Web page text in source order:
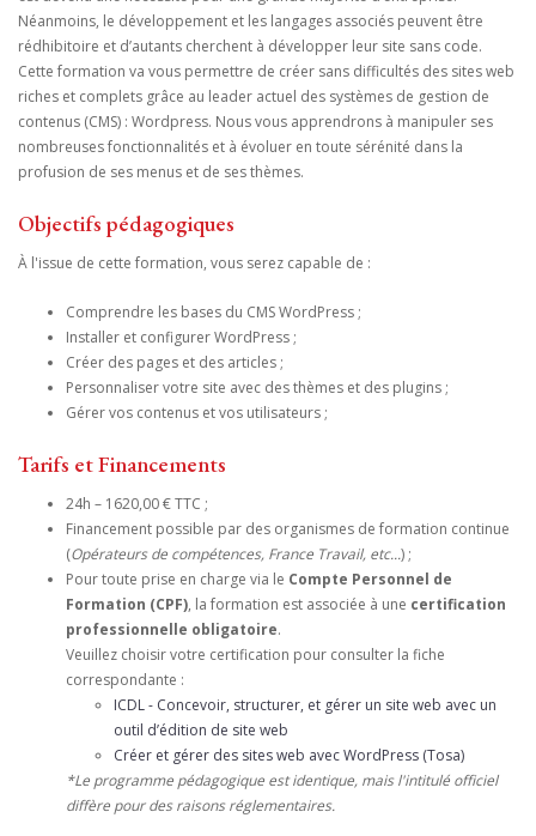
Néanmoins, le développement et les langages associés peuvent être
rédhibitoire et d’autants cherchent à développer leur site sans code.
Cette formation va vous permettre de créer sans difficultés des sites web
riches et complets grâce au leader actuel des systèmes de gestion de
contenus (CMS) : Wordpress. Nous vous apprendrons à manipuler ses
nombreuses fonctionnalités et à évoluer en toute sérénité dans la
profusion de ses menus et de ses thèmes.
Objectifs pédagogiques
À l'issue de cette formation, vous serez capable de :
Comprendre les bases du CMS WordPress ;
Installer et configurer WordPress ;
Créer des pages et des articles ;
Personnaliser votre site avec des thèmes et des plugins ;
Gérer vos contenus et vos utilisateurs ;
Tarifs et Financements
24h – 1620,00 € TTC ;
Financement possible par des organismes de formation continue
(Opérateurs de compétences, France Travail, etc...) ;
Pour toute prise en charge via le Compte Personnel de
Formation (CPF), la formation est associée à une certification
professionnelle obligatoire.
Veuillez choisir votre certification pour consulter la fiche
correspondante :
ICDL - Concevoir, structurer, et gérer un site web avec un
outil d’édition de site web
Créer et gérer des sites web avec WordPress (Tosa)
*Le programme pédagogique est identique, mais l'intitulé officiel
diffère pour des raisons réglementaires.